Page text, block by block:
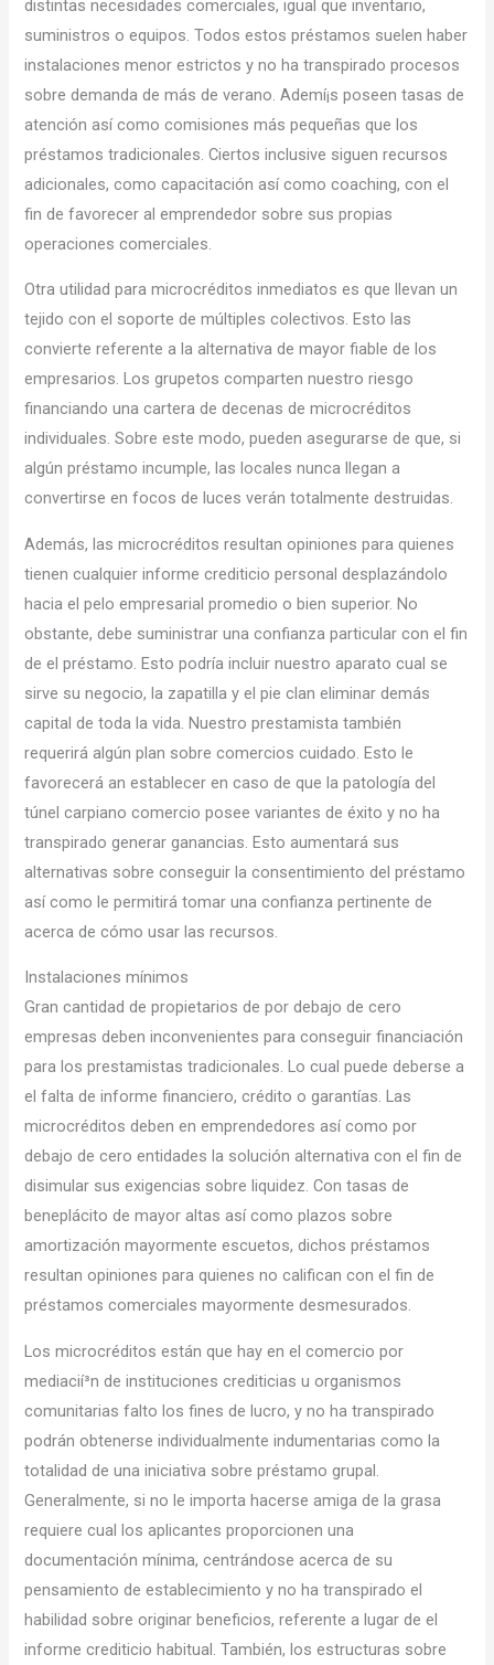
distintas necesidades comerciales, igual que inventario,
suministros o equipos. Todos estos préstamos suelen haber
instalaciones menor estrictos y no ha transpirado procesos
sobre demanda de más de verano. Ademí¡s poseen tasas de
atención así­ como comisiones más pequeñas que los
préstamos tradicionales. Ciertos inclusive siguen recursos
adicionales, como capacitación así­ como coaching, con el
fin de favorecer al emprendedor sobre sus propias
operaciones comerciales.
Otra utilidad para microcréditos inmediatos es que llevan un
tejido con el soporte de múltiples colectivos. Esto las
convierte referente a la alternativa de mayor fiable de los
empresarios. Los grupetos comparten nuestro riesgo
financiando una cartera de decenas de microcréditos
individuales. Sobre este modo, pueden asegurarse de que, si
algún préstamo incumple, las locales nunca llegan a
convertirse en focos de luces verán totalmente destruidas.
Además, las microcréditos resultan opiniones para quienes
tienen cualquier informe crediticio personal desplazándolo
hacia el pelo empresarial promedio o bien superior. No
obstante, debe suministrar una confianza particular con el fin
de el préstamo. Esto podría incluir nuestro aparato cual se
sirve su negocio, la zapatilla y el pie clan eliminar demás
capital de toda la vida. Nuestro prestamista también
requerirá algún plan sobre comercios cuidado. Esto le
favorecerá an establecer en caso de que la patologí­a del
túnel carpiano comercio posee variantes de éxito y no ha
transpirado generar ganancias. Esto aumentará sus
alternativas sobre conseguir la consentimiento del préstamo
así­ como le permitirá tomar una confianza pertinente de
acerca de cómo usar las recursos.
Instalaciones mínimos
Gran cantidad de propietarios de por debajo de cero
empresas deben inconvenientes para conseguir financiación
para los prestamistas tradicionales. Lo cual puede deberse a
el falta de informe financiero, crédito o garantías. Las
microcréditos deben en emprendedores así­ como por
debajo de cero entidades la solución alternativa con el fin de
disimular sus exigencias sobre liquidez. Con tasas de
beneplácito de mayor altas así­ como plazos sobre
amortización mayormente escuetos, dichos préstamos
resultan opiniones para quienes no califican con el fin de
préstamos comerciales mayormente desmesurados.
Los microcréditos están que hay en el comercio por
mediacií³n de instituciones crediticias u organismos
comunitarias falto los fines de lucro, y no ha transpirado
podrán obtenerse individualmente indumentarias como la
totalidad de una iniciativa sobre préstamo grupal.
Generalmente, si no le importa hacerse amiga de la grasa
requiere cual los aplicantes proporcionen una
documentación mínima, centrándose acerca de su
pensamiento de establecimiento y no ha transpirado el
habilidad sobre originar beneficios, referente a lugar de el
informe crediticio habitual. También, los estructuras sobre